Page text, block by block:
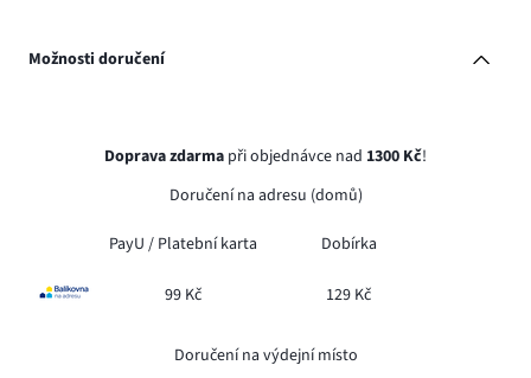
Možnosti doručení
Doprava zdarma při objednávce nad 1300 Kč!
Doručení na adresu (domů)
PayU / Platební karta Dobírka
99 Kč 129 Kč
Doručení na výdejní místo